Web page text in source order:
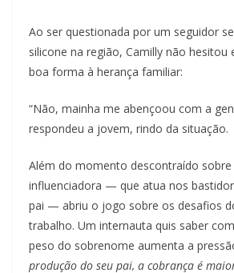
Ao ser questionada por um seguidor
silicone na região, Camilly não hesitou
boa forma à herança familiar:
“Não, mainha me abençoou com a
respondeu a jovem, rindo da situação.
Além do momento descontraído sobre
influenciadora — que atua nos
pai — abriu o jogo sobre os desafios
trabalho. Um internauta quis saber
peso do sobrenome aumenta a
produção do seu pai, a cobrança é